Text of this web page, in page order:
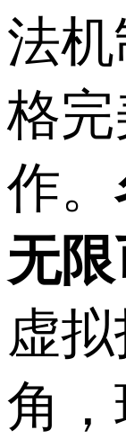
法
格
作。
无
虚
角，